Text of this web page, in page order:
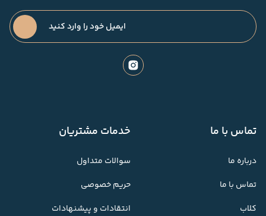
تماس با ما
درباره ما
تماس با ما
کلاب
خدمات مشتریان
سوالات متداول
حریم خصوصی
انتقادات و پیشنهادات